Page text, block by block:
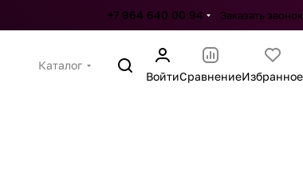
+7 964 640 00 94 Заказать звонок
Каталог
ВойтиСравнениеИзбранное